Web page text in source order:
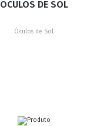
OCULOS DE SOL
Óculos de Sol